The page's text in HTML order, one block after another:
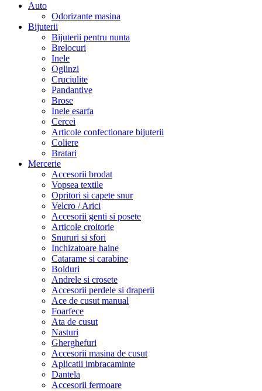
Auto
Odorizante masina
Bijuterii
Bijuterii pentru nunta
Brelocuri
Inele
Oglinzi
Cruciulite
Pandantive
Brose
Inele esarfa
Cercei
Articole confectionare bijuterii
Coliere
Bratari
Mercerie
Accesorii brodat
Vopsea textile
Opritori si capete snur
Velcro / Arici
Accesorii genti si posete
Articole croitorie
Snururi si sfori
Inchizatoare haine
Catarame si carabine
Bolduri
Andrele si crosete
Accesorii perdele si draperii
Ace de cusut manual
Foarfece
Ata de cusut
Nasturi
Gherghefuri
Accesorii masina de cusut
Aplicatii imbracaminte
Dantela
Accesorii fermoare